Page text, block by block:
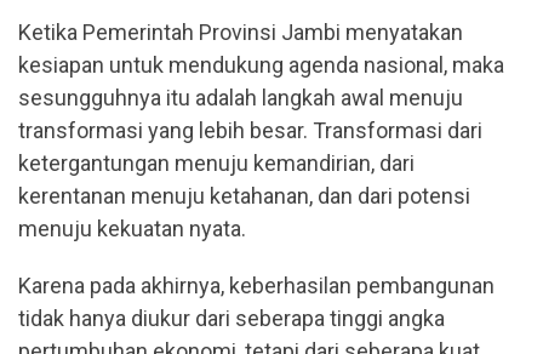
Ketika Pemerintah Provinsi Jambi menyatakan
kesiapan untuk mendukung agenda nasional, maka
sesungguhnya itu adalah langkah awal menuju
transformasi yang lebih besar. Transformasi dari
ketergantungan menuju kemandirian, dari
kerentanan menuju ketahanan, dan dari potensi
menuju kekuatan nyata.
Karena pada akhirnya, keberhasilan pembangunan
tidak hanya diukur dari seberapa tinggi angka